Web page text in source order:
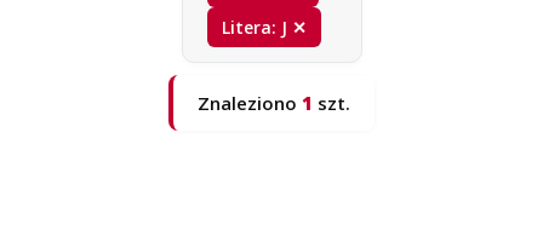
Litera: J ✕
Znaleziono 1 szt.